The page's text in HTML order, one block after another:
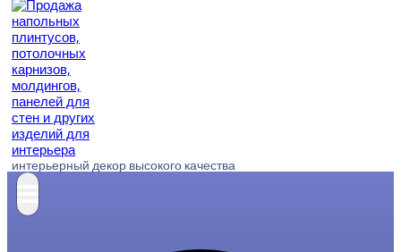
интерьерный декор высокого качества